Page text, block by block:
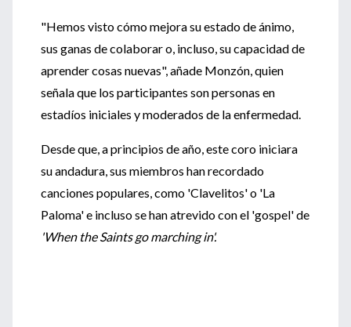
"Hemos visto cómo mejora su estado de ánimo,
sus ganas de colaborar o, incluso, su capacidad de
aprender cosas nuevas", añade Monzón, quien
señala que los participantes son personas en
estadíos iniciales y moderados de la enfermedad.
Desde que, a principios de año, este coro iniciara
su andadura, sus miembros han recordado
canciones populares, como 'Clavelitos' o 'La
Paloma' e incluso se han atrevido con el 'gospel' de
'When the Saints go marching in'.